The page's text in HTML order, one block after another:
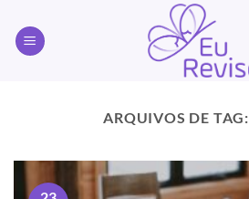
content
ARQUIVOS DE TAG: